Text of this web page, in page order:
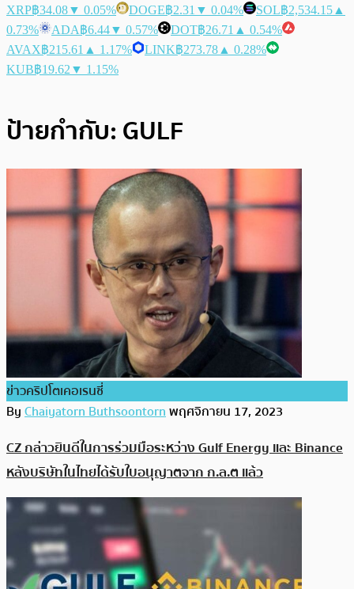
XRP฿34.08▼ 0.05% DOGE฿2.31 ▼ 0.04% SOL฿2,534.15 ▲
0.73%
ADA฿6.44▼ 0.57% DOT฿26.71 ▲ 0.54%
AVAX฿215.61 ▲ 1.17% LINK฿273.78 ▲ 0.28%
KUB฿19.62 ▼ 1.15%
ป้ายกำกับ: GULF
ข่าวคริปโตเคอเรนซี่
ByChaiyatorn Buthsoontornพฤศจิกายน 17, 2023
CZ กล่าวยินดีในการร่วมมือระหว่าง Gulf Energy และ Binance
หลังบริษัทในไทยได้รับใบอนุญาตจาก ก.ล.ต แล้ว